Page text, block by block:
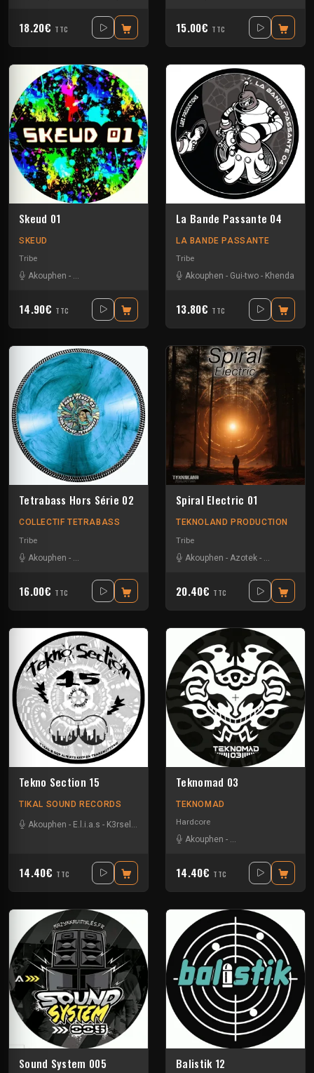
18.20€ TTC 15.00€ TTC
Skeud 01
SKEUD
Tribe
Akouphen - Bebert Brothers Gui-two-Pprhum
14.90€ TTC
La Bande Passante 04
LA BANDE PASSANTE
Tribe
Akouphen - Gui-two - Khenda
13.80€ TTC
Tetrabass Hors Série 02
COLLECTIF TETRABASS
Tribe
Akouphen - -Tseu
16.00€ TTC
Spiral Electric 01
TEKNOLAND PRODUCTION
Tribe
Akouphen - Azotek -
20.40€ TTC
Tekno Section 15
TIKAL SOUND RECORDS
Akouphen - E.l.i.a.s - K3rsel - Nkod
14.40€ TTC
Teknomad 03
TEKNOMAD
Hardcore
Akouphen - Ben Chantier Mobile
14.40€ TTC
Sound System 005 Balistik 12